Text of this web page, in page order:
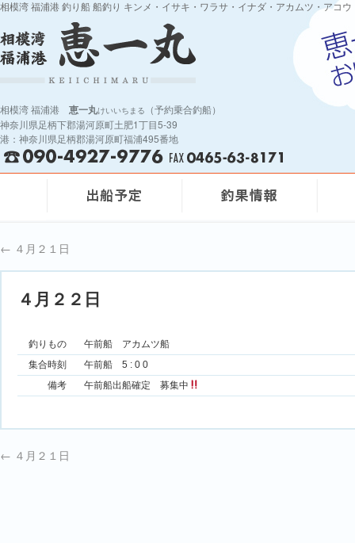
相模湾 福浦港 釣り船 船釣り キンメ・イサキ・ワラサ・イナダ・アカムツ・アコ
相模湾 福浦港 恵一丸けいいちまる
（予約乗合釣船）
神奈川県足柄下郡湯河原町土肥1丁目5-39
港：神奈川県足柄郡湯河原町福浦495番地
← ４月２１日
４月２２日
釣りもの
午前船 アカムツ船
集合時刻
午前船 5 : 0 0
備考
午前船出船確定 募集中
← ４月２１日